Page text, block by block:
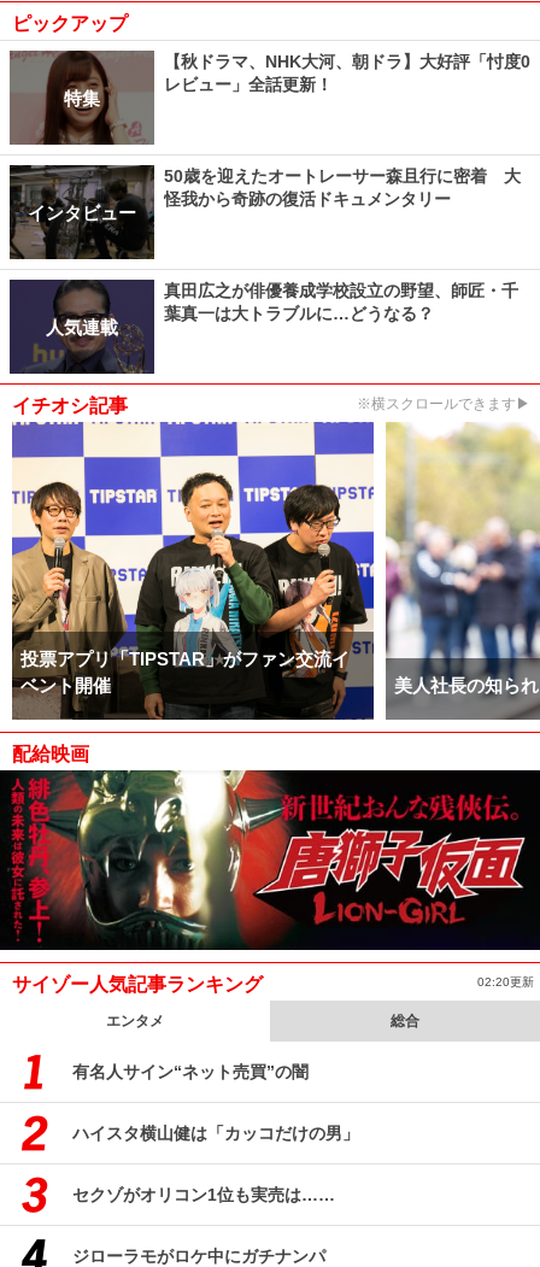
ピックアップ
特集
【秋ドラマ、NHK大河、朝ドラ】大好評「忖度0
レビュー」全話更新！
インタビュー
50歳を迎えたオートレーサー森且行に密着 大
怪我から奇跡の復活ドキュメンタリー
人気連載
真田広之が俳優養成学校設立の野望、師匠・千
葉真一は大トラブルに…どうなる？
イチオシ記事 ※横スクロールできます▶
投票アプリ「TIPSTAR」がファン交流イ
ベント開催
美人社長の知ら
配給映画
サイゾー人気記事ランキング 02:20更新
エンタメ 総合
有名人サイン“ネット売買”の闇
ハイスタ横山健は「カッコだけの男」
セクゾがオリコン1位も実売は……
ジローラモがロケ中にガチナンパ